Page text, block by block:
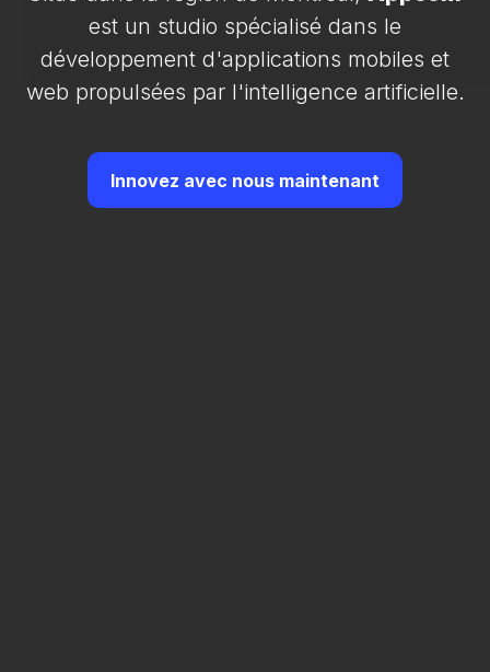
est un studio spécialisé dans le
développement d'applications mobiles et
web propulsées par l'intelligence artificielle.
Innovez avec nous maintenant